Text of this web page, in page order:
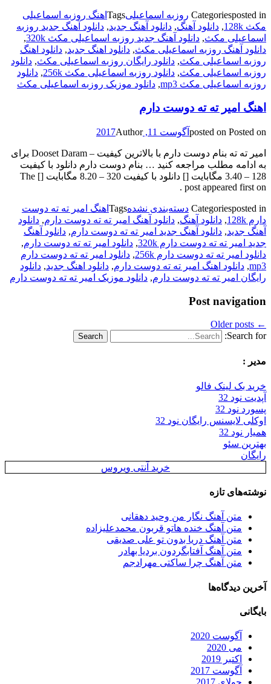
Categoriesposted in روزبه اسماعیلیTags اهنگ روزبه اسماعیلی
مکث 128k
, دانلود آهنگ, دانلود آهنگ جدید, دانلود آهنگ جدید روزبه
اسماعیلی مکث, دانلود آهنگ جدید روزبه اسماعیلی مکث 320k
,
دانلود آهنگ روزبه اسماعیلی مکث, دانلود اهنگ جدید, دانلود اهنگ
روزبه اسماعیلی مکث, دانلود رایگان روزبه اسماعیلی مکث, دانلود
روزبه اسماعیلی مکث, دانلود روزبه اسماعیلی مکث 256k , دانلود
روزبه اسماعیلی مکث mp3
, دانلود موزیک روزبه اسماعیلی مکث
اهنگ امیر ته ته دوست دارم
posted on Posted on آگوست 11, 2017 Author
امیر ته ته بنام دوست دارم با بالاترین کیفیت – Dooset Daram برای
به ادامه مطلب مراجعه کنید … بنام دوست دارم دانلود با کیفیت
128 – 3.40 مگابایت [] دانلود با کیفیت 320 – 8.20 مگابایت [] The
post appeared first on .
Categoriesposted in دسته‌بندی نشدهTags اهنگ امیر ته ته دوست
دارم 128k
, دانلود آهنگ, دانلود آهنگ امیر ته ته دوست دارم, دانلود
آهنگ جدید, دانلود آهنگ جدید امیر ته ته دوست دارم, دانلود آهنگ
جدید امیر ته ته دوست دارم 320k
, دانلود امیر ته ته دوست دارم,
دانلود امیر ته ته دوست دارم 256k
, دانلود امیر ته ته دوست دارم
mp3
, دانلود اهنگ امیر ته ته دوست دارم, دانلود اهنگ جدید, دانلود
رایگان امیر ته ته دوست دارم, دانلود موزیک امیر ته ته دوست دارم
Post navigation
←
Search for:
مدیر :
خرید بک لینک فالو
آپدیت نود 32
پسورد نود 32
اوکلی لایسنس رایگان نود 32
همیار نود 32
بهترین سئو
رایگان
خرید آنتی ویروس
نوشته‌های تازه
متن آهنگ نگار من وحید دهقانی
متن آهنگ خنده هاتو قربون محمدعلیزاده
متن آهنگ دریا بدون تو علی صدیقی
متن آهنگ آفتابگردون بردیا بهادر
متن آهنگ چرا ساکتی مهرادجم
آخرین دیدگاه‌ها
بایگانی
آگوست 2020
می 2020
اکتبر 2019
آگوست 2017
جولای 2017